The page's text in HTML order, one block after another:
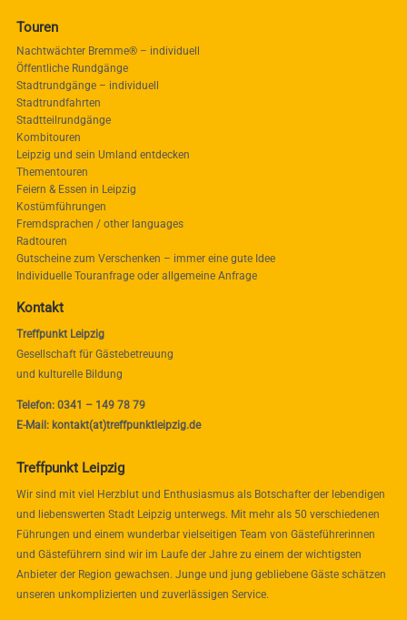
Touren
Nachtwächter Bremme® – individuell
Öffentliche Rundgänge
Stadtrundgänge – individuell
Stadtrundfahrten
Stadtteilrundgänge
Kombitouren
Leipzig und sein Umland entdecken
Thementouren
Feiern & Essen in Leipzig
Kostümführungen
Fremdsprachen / other languages
Radtouren
Gutscheine zum Verschenken – immer eine gute Idee
Individuelle Touranfrage oder allgemeine Anfrage
Kontakt
Treffpunkt Leipzig
Gesellschaft für Gästebetreuung
und kulturelle Bildung
Telefon: 0341 – 149 78 79
E-Mail: kontakt(at)treffpunktleipzig.de
Treffpunkt Leipzig
Wir sind mit viel Herzblut und Enthusiasmus als Botschafter der lebendigen
und liebenswerten Stadt Leipzig unterwegs. Mit mehr als 50 verschiedenen
Führungen und einem wunderbar vielseitigen Team von Gästeführerinnen
und Gästeführern sind wir im Laufe der Jahre zu einem der wichtigsten
Anbieter der Region gewachsen. Junge und jung gebliebene Gäste schätzen
unseren unkomplizierten und zuverlässigen Service.